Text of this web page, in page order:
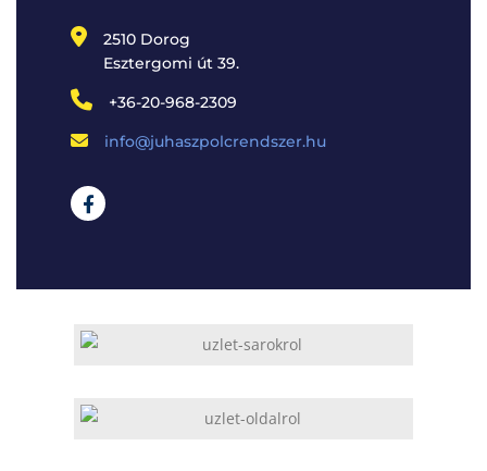
2510 Dorog
Esztergomi út 39.
+36-20-968-2309
info@juhaszpolcrendszer.hu